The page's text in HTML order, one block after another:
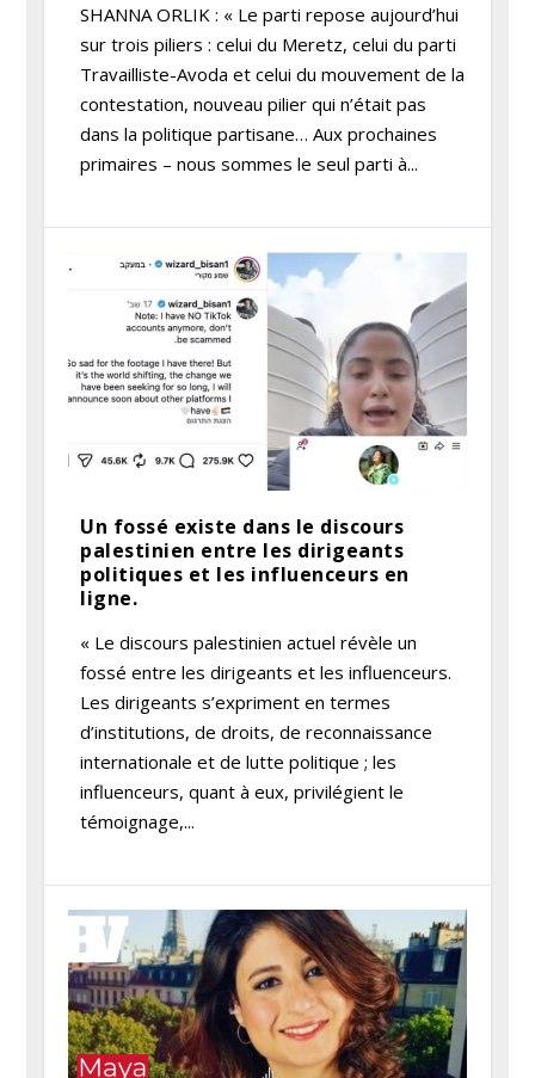
SHANNA ORLIK : « Le parti repose aujourd’hui
sur trois piliers : celui du Meretz, celui du parti
Travailliste-Avoda et celui du mouvement de la
contestation, nouveau pilier qui n’était pas
dans la politique partisane… Aux prochaines
primaires – nous sommes le seul parti à...
Un fossé existe dans le discours
palestinien entre les dirigeants
politiques et les influenceurs en
ligne.
« Le discours palestinien actuel révèle un
fossé entre les dirigeants et les influenceurs.
Les dirigeants s’expriment en termes
d’institutions, de droits, de reconnaissance
internationale et de lutte politique ; les
influenceurs, quant à eux, privilégient le
témoignage,...